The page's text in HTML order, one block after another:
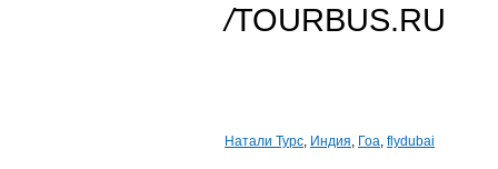
/TOURBUS.RU
Натали Турс, Индия, Гоа, flydubai